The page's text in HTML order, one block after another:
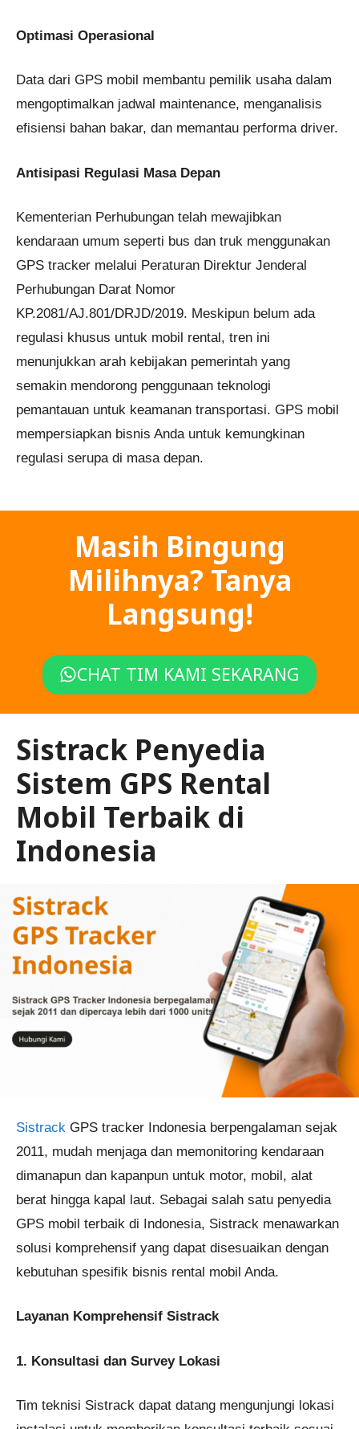
Optimasi Operasional
Data dari GPS mobil membantu pemilik usaha dalam
mengoptimalkan jadwal maintenance, menganalisis
efisiensi bahan bakar, dan memantau performa driver.
Antisipasi Regulasi Masa Depan
Kementerian Perhubungan telah mewajibkan
kendaraan umum seperti bus dan truk menggunakan
GPS tracker melalui Peraturan Direktur Jenderal
Perhubungan Darat Nomor
KP.2081/AJ.801/DRJD/2019. Meskipun belum ada
regulasi khusus untuk mobil rental, tren ini
menunjukkan arah kebijakan pemerintah yang
semakin mendorong penggunaan teknologi
pemantauan untuk keamanan transportasi. GPS mobil
mempersiapkan bisnis Anda untuk kemungkinan
regulasi serupa di masa depan.
Masih Bingung
Milihnya? Tanya
Langsung!
CHAT TIM KAMI SEKARANG
Sistrack Penyedia
Sistem GPS Rental
Mobil Terbaik di
Indonesia
Sistrack GPS tracker Indonesia berpengalaman sejak
2011, mudah menjaga dan memonitoring kendaraan
dimanapun dan kapanpun untuk motor, mobil, alat
berat hingga kapal laut. Sebagai salah satu penyedia
GPS mobil terbaik di Indonesia, Sistrack menawarkan
solusi komprehensif yang dapat disesuaikan dengan
kebutuhan spesifik bisnis rental mobil Anda.
Layanan Komprehensif Sistrack
1. Konsultasi dan Survey Lokasi
Tim teknisi Sistrack dapat datang mengunjungi lokasi